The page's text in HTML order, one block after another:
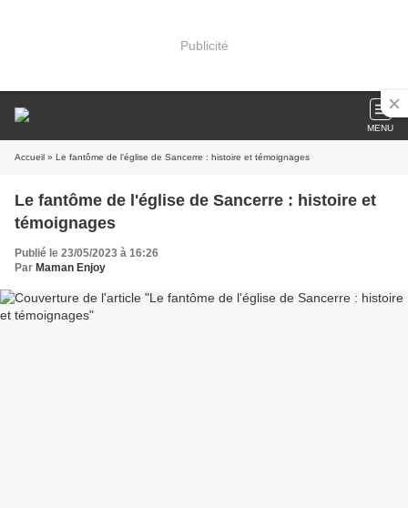
Publicité
MENU
Accueil » Le fantôme de l'église de Sancerre : histoire et témoignages
Le fantôme de l'église de Sancerre : histoire et
témoignages
Publié le 23/05/2023 à 16:26
Par Maman Enjoy